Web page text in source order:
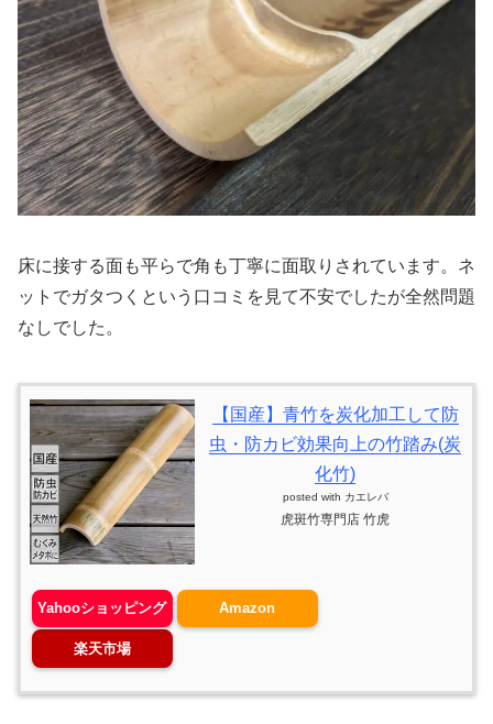
床に接する面も平らで角も丁寧に面取りされています。ネ
ットでガタつくという口コミを見て不安でしたが全然問題
なしでした。
【国産】青竹を炭化加工して防
虫・防カビ効果向上の竹踏み(炭
化竹)
posted with カエレバ
虎斑竹専門店 竹虎
Yahooショッピング Amazon
楽天市場